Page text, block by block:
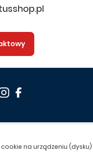
na urządzeniu